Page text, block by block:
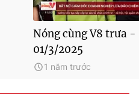
Nóng cùng V8 trưa -
01/3/2025
1 năm trước